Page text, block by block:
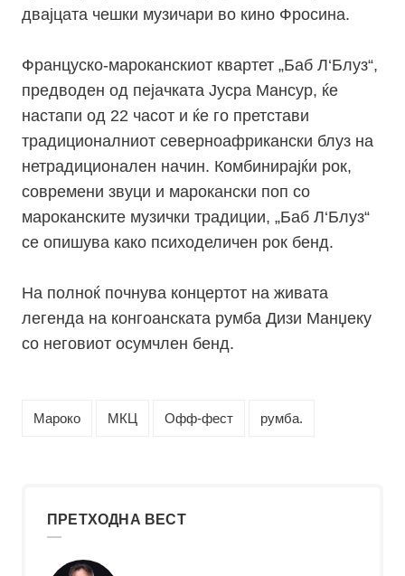
двајцата чешки музичари во кино Фросина.
Француско-мароканскиот квартет „Баб Л‘Блуз“,
предводен од пејачката Јусра Мансур, ќе
настапи од 22 часот и ќе го претстави
традиционалниот северноафрикански блуз на
нетрадиционален начин. Комбинирајќи рок,
современи звуци и марокански поп со
мароканските музички традиции, „Баб Л‘Блуз“
се опишува како психоделичен рок бенд.
На полноќ почнува концертот на живата
легенда на конгоанската румба Дизи Манџеку
со неговиот осумчлен бенд.
Мароко МКЦ Офф-фест румба.
ПРЕТХОДНА ВЕСТ